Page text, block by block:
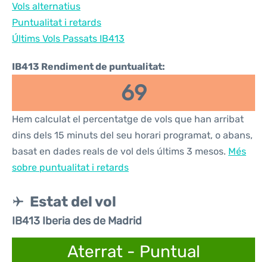
Vols alternatius
Puntualitat i retards
Últims Vols Passats IB413
IB413 Rendiment de puntualitat:
69
Hem calculat el percentatge de vols que han arribat
dins dels 15 minuts del seu horari programat, o abans,
basat en dades reals de vol dels últims 3 mesos. Més
sobre puntualitat i retards
Estat del vol
IB413 Iberia des de Madrid
Aterrat - Puntual